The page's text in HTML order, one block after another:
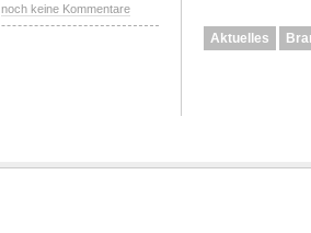
noch keine Kommentare
Aktuelles